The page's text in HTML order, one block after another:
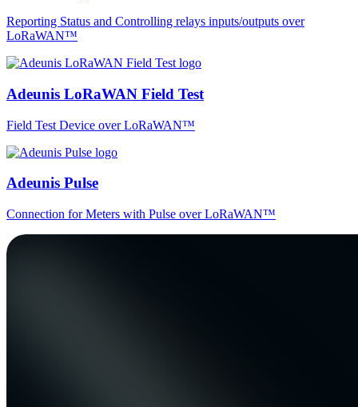
Reporting Status and Controlling relays inputs/outputs over
LoRaWAN™
Adeunis LoRaWAN Field Test
Field Test Device over LoRaWAN™
Adeunis Pulse
Connection for Meters with Pulse over LoRaWAN™